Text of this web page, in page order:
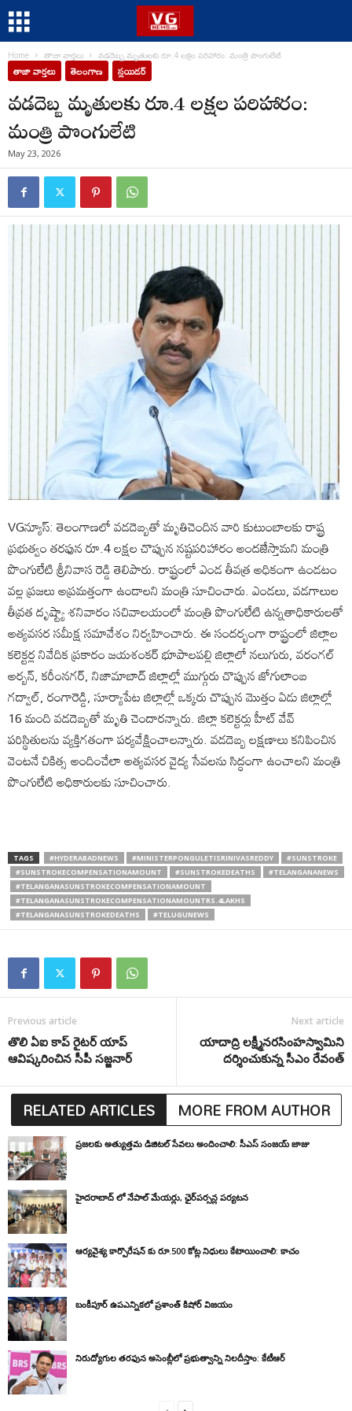
Home తాజా వార్తలు వడదెబ్బ మృతులకు రూ.4 లక్షల పరిహారం: మంత్రి పొంగులేటి
తాజా వార్తలు తెలంగాణ స్లయిడర్
వడదెబ్బ మృతులకు రూ.4 లక్షల పరిహారం:
మంత్రి పొంగులేటి
May 23, 2026
VGన్యూస్: తెలంగాణలో వడదెబ్బతో మృతిచెందిన వారి కుటుంబాలకు రాష్ట్ర
ప్రభుత్వం తరఫున రూ.4 లక్షల చొప్పున నష్టపరిహారం అందజేస్తామని మంత్రి
పొంగులేటి శ్రీనివాస రెడ్డి తెలిపారు. రాష్ట్రంలో ఎండ తీవత్ర అధికంగా ఉండటం
వల్ల ప్రజలు అప్రమత్తంగా ఉండాలని మంత్రి సూచించారు. ఎండలు, వడగాలుల
తీవ్రత దృష్ట్యా శనివారం సచివాలయంలో మంత్రి పొంగులేటి ఉన్నతాధికారులతో
అత్యవసర సమీక్ష సమావేశం నిర్వహించారు. ఈ సందర్భంగా రాష్ట్రంలో జిల్లాల
క‌లెక్టర్ల నివేదిక ప్రకారం జ‌య‌శంక‌ర్ భూపాల‌ప‌ల్లి జిల్లాలో న‌లుగురు, వ‌రంగ‌ల్
అర్బన్‌, క‌రీంన‌గ‌ర్‌, నిజామాబాద్ జిల్లాల్లో ముగ్గురు చొప్పున జోగులాంబ
గ‌ద్వాల్‌, రంగారెడ్డి, సూర్యాపేట జిల్లాల్లో ఒక్కరు చొప్పున మెుత్తం ఏడు జిల్లాల్లో
16 మంది వ‌డ‌దెబ్బతో మృతి చెందార‌న్నారు. జిల్లా కలెక్టర్లు హీట్ వేవ్
పరిస్థితులను వ్యక్తిగతంగా పర్యవేక్షించాలన్నారు. వడదెబ్బ లక్షణాలు కనిపించిన
వెంటనే చికిత్స అందించేలా అత్యవసర వైద్య సేవలను సిద్ధంగా ఉంచాలని మంత్రి
పొంగులేటి అధికారులకు సూచించారు.
TAGS #HYDERABADNEWS #MINISTERPONGULETISRINIVASREDDY
#SUNSTROKE
#SUNSTROKECOMPENSATIONAMOUNT
#SUNSTROKEDEATHS
#TELANGANANEWS
#TELANGANASUNSTROKECOMPENSATIONAMOUNT
#TELANGANASUNSTROKECOMPENSATIONAMOUNTRS.4LAKHS
#TELANGANASUNSTROKEDEATHS
#TELUGUNEWS
Previous article
తొలి ఏఐ కాప్ రైటర్ యాప్
ఆవిష్కరించిన సీపీ సజ్జనార్
Next article
యాదాద్రి లక్ష్మీనరసింహస్వామిని
దర్శించుకున్న సీఎం రేవంత్
RELATED ARTICLES MORE FROM AUTHOR
ప్రజలకు అత్యుత్తమ డిజిటల్ సేవలు అందించాలి: సీఎస్ సంజయ్ జాజు
హైదరాబాద్ లో నేపాల్ మేయర్లు, ఛైర్‌పర్సన్ల పర్యటన
ఆర్యవైశ్య కార్పొరేషన్ కు రూ.500 కోట్ల నిధులు కేటాయించాలి: కాచం
బంకీపూర్ ఉపఎన్నికలో ప్రశాంత్ కిషోర్ విజయం
నిరుద్యోగుల తరఫున అసెంబ్లీలో ప్రభుత్వాన్ని నిలదీస్తాం: కేటీఆర్